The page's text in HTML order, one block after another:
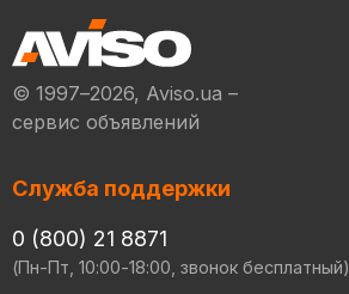
© 1997–2026, Aviso.ua –
сервис объявлений
Служба поддержки
0 (800) 21 8871
(Пн-Пт, 10:00-18:00, звонок бесплатный)